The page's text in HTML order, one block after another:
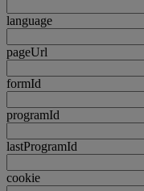
language
pageUrl
formId
programId
lastProgramId
cookie